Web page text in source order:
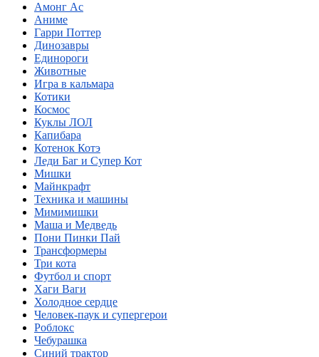
Амонг Ас
Аниме
Гарри Поттер
Динозавры
Единороги
Животные
Игра в кальмара
Котики
Космос
Куклы ЛОЛ
Капибара
Котенок Котэ
Леди Баг и Супер Кот
Мишки
Майнкрафт
Техника и машины
Мимимишки
Маша и Медведь
Пони Пинки Пай
Трансформеры
Три кота
Футбол и спорт
Хаги Ваги
Холодное сердце
Человек-паук и супергерои
Роблокс
Чебурашка
Синий трактор